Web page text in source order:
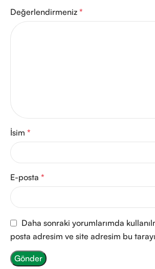
Değerlendirmeniz *
İsim *
E-posta *
Daha sonraki yorumlarımda
posta adresim ve site adresim bu